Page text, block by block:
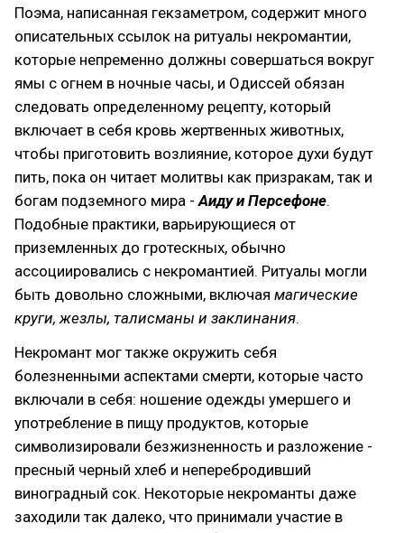
Поэма, написанная гекзаметром, содержит много
описательных ссылок на ритуалы некромантии,
которые непременно должны совершаться вокруг
ямы с огнем в ночные часы, и Одиссей обязан
следовать определенному рецепту, который
включает в себя кровь жертвенных животных,
чтобы приготовить возлияние, которое духи будут
пить, пока он читает молитвы как призракам, так и
богам подземного мира -Аиду и Персефоне.
Подобные практики, варьирующиеся от
приземленных до гротескных, обычно
ассоциировались с некромантией. Ритуалы могли
быть довольно сложными, включая магические
круги, жезлы, талисманы и заклинания.
Некромант мог также окружить себя
болезненными аспектами смерти, которые часто
включали в себя: ношение одежды умершего и
употребление в пищу продуктов, которые
символизировали безжизненность и разложение -
пресный черный хлеб и неперебродивший
виноградный сок. Некоторые некроманты даже
заходили так далеко, что принимали участие в